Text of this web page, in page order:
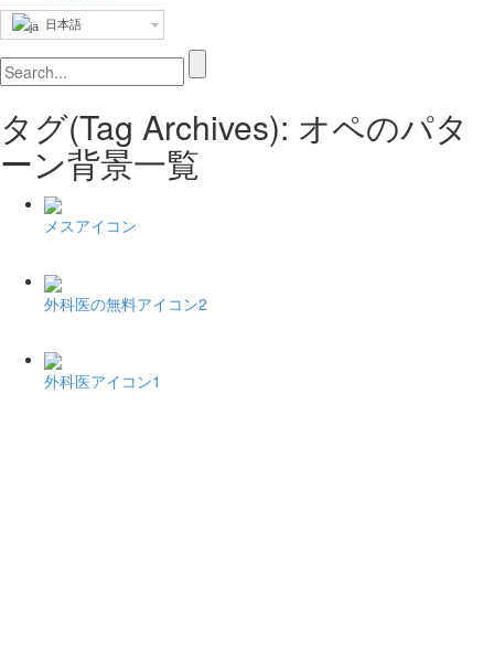
日本語
タグ(Tag Archives): オペのパタ
ーン背景一覧
メスアイコン
外科医の無料アイコン2
外科医アイコン1